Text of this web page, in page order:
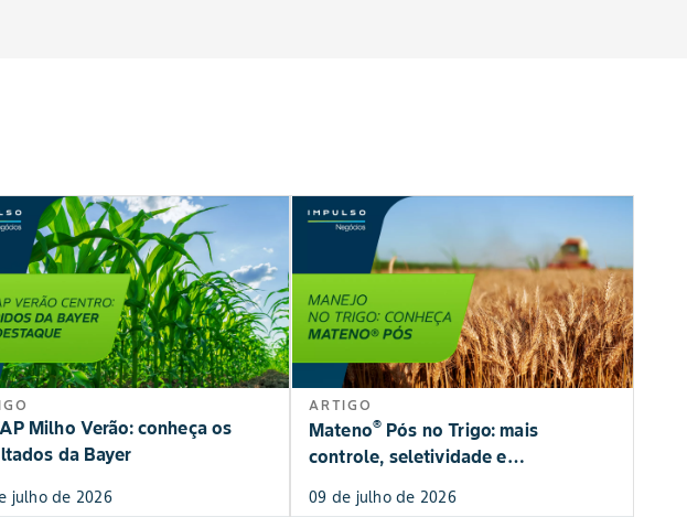
Milho Verão: conheça os
da Bayer
julho de 2026
ARTIGO
Mateno® Pós no Trigo: mais
controle, seletividade e
09 de julho de 2026